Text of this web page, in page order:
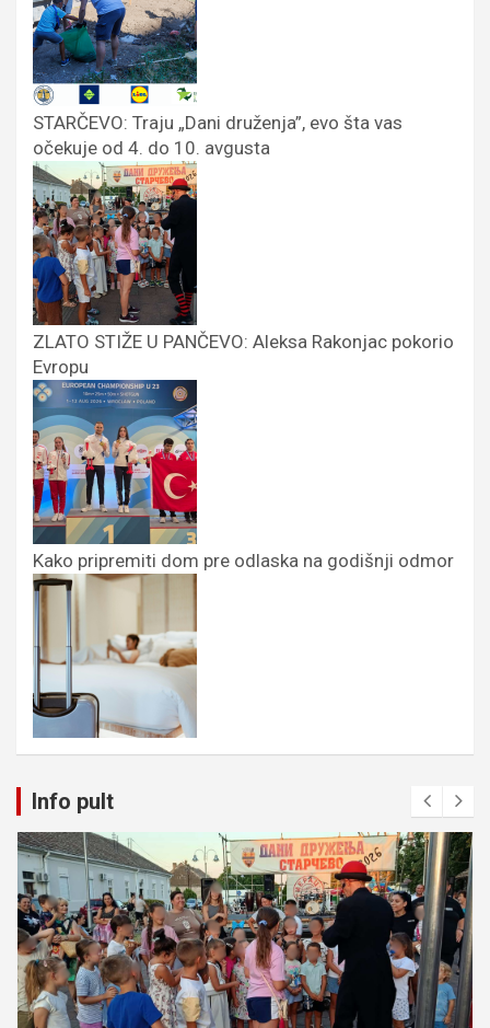
STARČEVO: Traju „Dani druženja”, evo šta vas
očekuje od 4. do 10. avgusta
ZLATO STIŽE U PANČEVO: Aleksa Rakonjac pokorio
Evropu
Kako pripremiti dom pre odlaska na godišnji odmor
Info pult